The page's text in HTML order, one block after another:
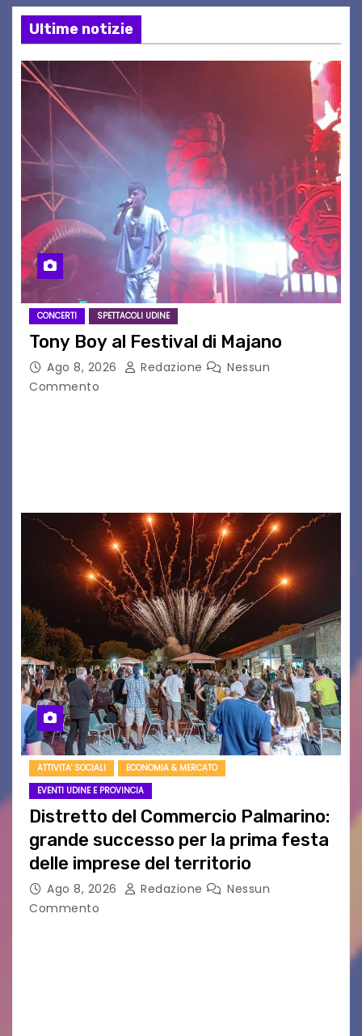
Ultime notizie
CONCERTI SPETTACOLI UDINE
Tony Boy al Festival di Majano
Ago 8, 2026 Redazione
Nessun
Commento
ATTIVITA' SOCIALI
ECONOMIA & MERCATO
EVENTI UDINE E PROVINCIA
Distretto del Commercio Palmarino:
grande successo per la prima festa
delle imprese del territorio
Ago 8, 2026 Redazione
Nessun
Commento